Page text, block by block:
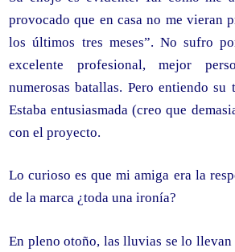
provocado que en casa no me vieran
los últimos tres meses”. No sufro
excelente profesional, mejor
numerosas batallas. Pero entiendo su
Estaba entusiasmada (creo que
con el proyecto.
Lo curioso es que mi amiga era la
de la marca ¿toda una ironía?
En pleno otoño, las lluvias se lo